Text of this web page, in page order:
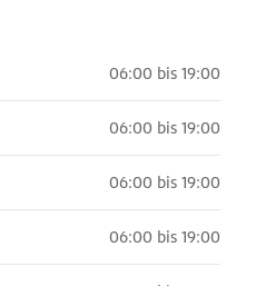
06:00 bis 19:00
06:00 bis 19:00
06:00 bis 19:00
06:00 bis 19:00